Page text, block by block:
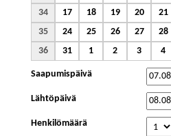
34
17 18 19 20 21
35
24 25 26 27 28
36
31 1 2 3 4
Saapumispäivä
Lähtöpäivä
Henkilömäärä